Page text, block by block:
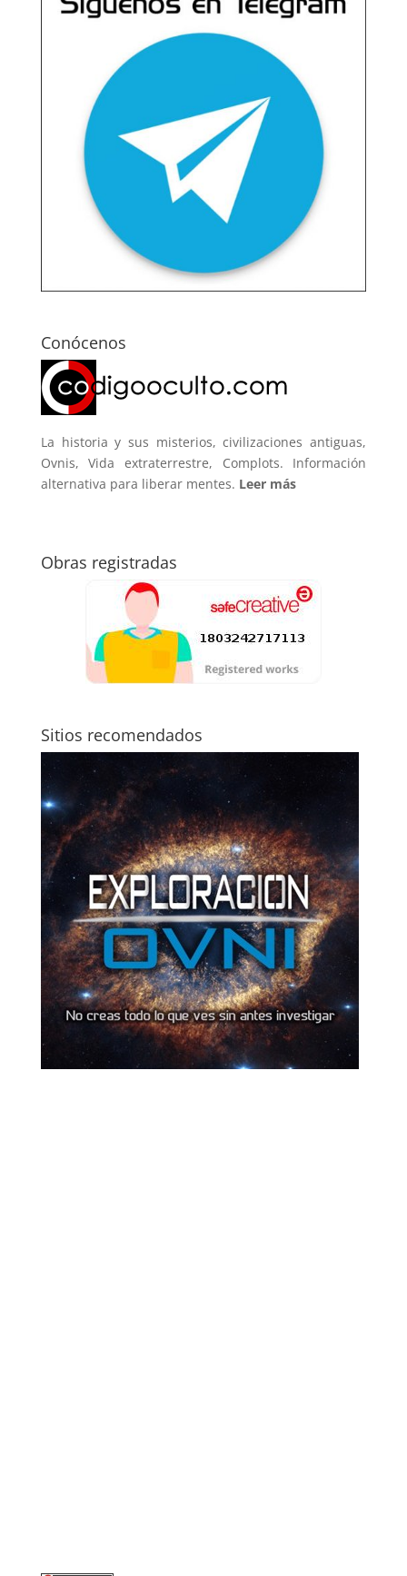
Conócenos
La historia y sus misterios, civilizaciones antiguas,
Ovnis, Vida extraterrestre, Complots. Información
alternativa para liberar mentes. Leer más
Obras registradas
Sitios recomendados